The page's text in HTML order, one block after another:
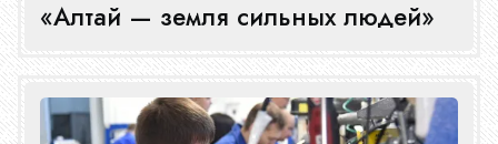
«Алтай — земля сильных людей»